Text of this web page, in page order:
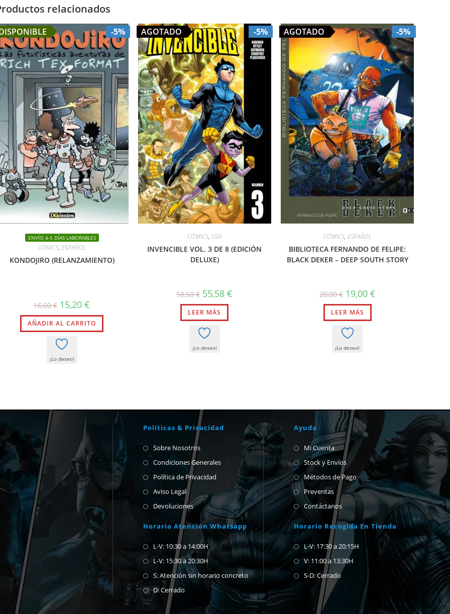
relacionados
-5%
ENVÍO 4-5 DÍAS LABORABLES
CÓMICS,ESPAÑOL
KONDOJIRO (RELANZAMIENTO)
16,00€ El
precio
original
era:
16,00 €.
15,20€
actual
es:
15,20 €.
AÑADIR AL CARRITO
¡Lo deseo!
-5%
AGOTADO
CÓMICS, USA
INVENCIBLE VOL. 3 DE 8 (EDICIÓN
DELUXE)
58,50€ El
precio
original
era:
58,50 €.
55,58€
LEER MÁS
¡Lo deseo!
-5%
AGOTADO
CÓMICS, ESPAÑOL
BIBLIOTECA FERNANDO DE FELIPE:
BLACK DEKER – DEEP SOUTH STORY
20,00€ El
precio
original
era:
20,00 €.
19,00 €El
precio
LEER MÁS
¡Lo deseo!
Políticas & Privacidad
Sobre Nosotros
Condiciones Generales
Política de Privacidad
Aviso Legal
Devoluciones
Horario Atención Whatsapp
L-V: 10:30 a 14:00H
L-V: 15:30 a 20:30H
S: Atención sin horario concreto
D: Cerrado
Ayuda
Mi Cuenta
Stock y Envíos
Métodos de Pago
Preventas
Contáctanos
Horario Recogida En Tienda
L-V: 17:30 a 20:15H
V: 11:00 a 13:30H
S-D: Cerrado